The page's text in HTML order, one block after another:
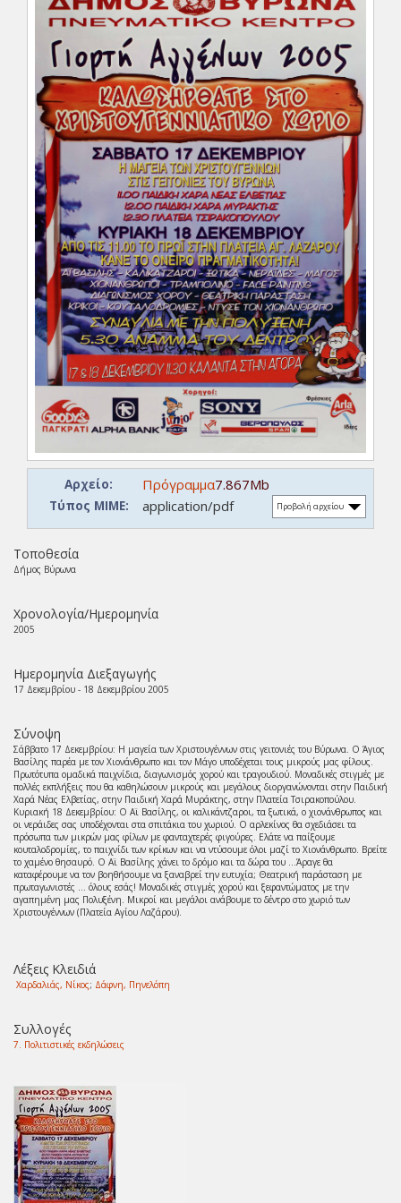
Αρχείο: Πρόγραμμα7.867Mb
Προβολή αρχείου
Τύπος ΜΙΜΕ: application/pdf
Τοποθεσία
Δήμος Βύρωνα
Χρονολογία/Ημερομηνία
2005
Ημερομηνία Διεξαγωγής
17 Δεκεμβρίου - 18 Δεκεμβρίου 2005
Σύνοψη
Σάββατο 17 Δεκεμβρίου: Η μαγεία των Χριστουγέννων στις γειτονιές του Βύρωνα. Ο Άγιος
Βασίλης παρέα με τον Χιονάνθρωπο και τον Μάγο υποδέχεται τους μικρούς μας φίλους.
Πρωτότυπα ομαδικά παιχνίδια, διαγωνισμός χορού και τραγουδιού. Μοναδικές στιγμές με
πολλές εκπλήξεις που θα καθηλώσουν μικρούς και μεγάλους διοργανώνονται στην Παιδική
Χαρά Νέας Ελβετίας, στην Παιδική Χαρά Μυράκτης, στην Πλατεία Τσιρακοπούλου.
Κυριακή 18 Δεκεμβρίου: Ο Αϊ Βασίλης, οι καλικάντζαροι, τα ξωτικά, ο χιονάνθρωπος και
οι νεράιδες σας υποδέχονται στα σπιτάκια του χωριού. Ο αρλεκίνος θα σχεδιάσει τα
πρόσωπα των μικρών μας φίλων με φανταχτερές φιγούρες. Ελάτε να παίξουμε
κουταλοδρομίες, το παιχνίδι των κρίκων και να ντύσουμε όλοι μαζί το Χιονάνθρωπο. Βρείτε
το χαμένο θησαυρό. Ο Αϊ Βασίλης χάνει το δρόμο και τα δώρα του …Άραγε θα
καταφέρουμε να τον βοηθήσουμε να ξαναβρεί την ευτυχία; Θεατρική παράσταση με
πρωταγωνιστές … όλους εσάς! Μοναδικές στιγμές χορού και ξεφαντώματος με την
αγαπημένη μας Πολυξένη. Μικροί και μεγάλοι ανάβουμε το δέντρο στο χωριό των
Χριστουγέννων (Πλατεία Αγίου Λαζάρου).
Λέξεις Κλειδιά
Χαρδαλιάς, Νίκος; Δάφνη, Πηνελόπη
Συλλογές
7. Πολιτιστικές εκδηλώσεις